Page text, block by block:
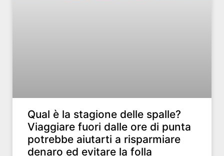
Qual è la stagione delle spalle?
Viaggiare fuori dalle ore di punta
potrebbe aiutarti a risparmiare
denaro ed evitare la folla